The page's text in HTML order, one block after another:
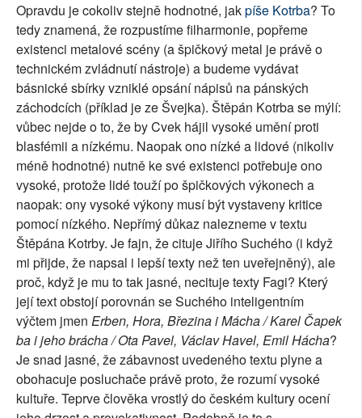
Opravdu je cokoliv stejně hodnotné, jakpíše Kotrba? To
tedy znamená, že rozpustíme filharmonie, popřeme
existenci metalové scény (a špičkový metal je právě o
technickém zvládnutí nástroje) a budeme vydávat
básnické sbírky vzniklé opsání nápisů na pánských
záchodcích (příklad je ze Švejka). Štěpán Kotrba se mýlí:
vůbec nejde o to, že by Cvek hájil vysoké umění proti
blasfémii a nízkému. Naopak ono nízké a lidové (nikoliv
méně hodnotné) nutně ke své existenci potřebuje ono
vysoké, protože lidé touží po špičkových výkonech a
naopak: ony vysoké výkony musí být vystaveny kritice
pomocí nízkého. Nepřímý důkaz nalezneme v textu
Štěpána Kotrby. Je fajn, že cituje Jiřího Suchého (i když
mi přijde, že napsal i lepší texty než ten uveřejněný), ale
proč, když je mu to tak jasné, necituje texty Fagi? Který
její text obstojí porovnán se Suchého inteligentním
výčtem jmen Erben, Hora, Březina i Mácha / Karel Čapek
ba i jeho brácha / Ota Pavel, Václav Havel, Emil Hácha?
Je snad jasné, že zábavnost uvedeného textu plyne a
obohacuje posluchače právě proto, že rozumí vysoké
kultuře. Teprve člověka vrostlý do českém kultury ocení